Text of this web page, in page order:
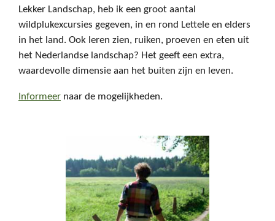
Lekker Landschap, heb ik een groot aantal
wildplukexcursies gegeven, in en rond Lettele en elders
in het land. Ook leren zien, ruiken, proeven en eten uit
het Nederlandse landschap? Het geeft een extra,
waardevolle dimensie aan het buiten zijn en leven.
Informeer naar de mogelijkheden.